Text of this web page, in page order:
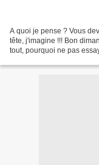
A quoi je pense ? Vous
tête, j'imagine !!! Bon
tout, pourquoi ne pas